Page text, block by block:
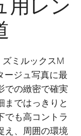
ミルックスM
ージュ写真に最
での緻密で確実
まではっきりと
でも高コントラ
え、周囲の環境